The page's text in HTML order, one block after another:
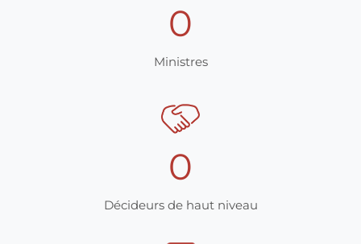
0
Ministres
0
Décideurs de haut niveau